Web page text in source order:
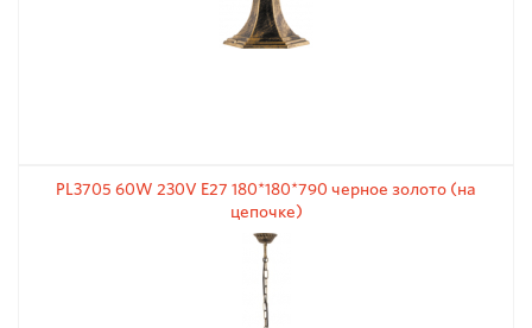
PL3705 60W 230V E27 180*180*790 черное золото (на
цепочке)